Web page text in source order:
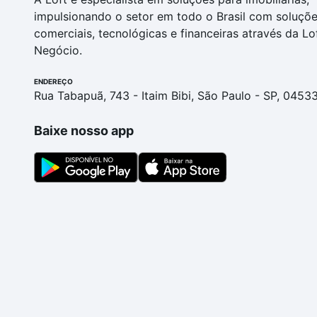
impulsionando o setor em todo o Brasil com
comerciais, tecnológicas e financeiras através da
Negócio.
ENDEREÇO
Rua Tabapuã, 743 - Itaim Bibi, São Paulo - SP,
Baixe nosso app